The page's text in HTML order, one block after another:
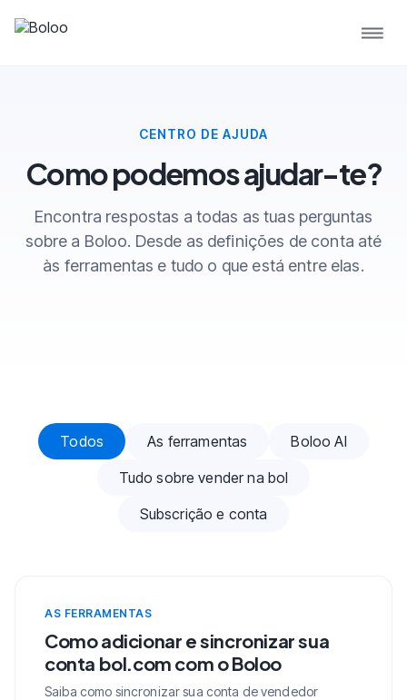
CENTRO DE AJUDA
Como podemos ajudar-te?
Encontra respostas a todas as tuas perguntas
sobre a Boloo. Desde as definições de conta até
às ferramentas e tudo o que está entre elas.
Artigos de ajuda
Todos As ferramentas
Boloo AI
Tudo sobre vender na bol
Subscrição e conta
AS FERRAMENTAS
Como adicionar e sincronizar sua
conta bol.com com o Boloo
Saiba como sincronizar sua conta de vendedor